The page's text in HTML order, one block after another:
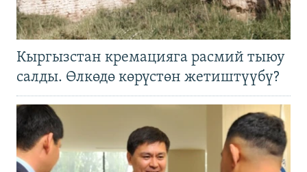
Кыргызстан кремацияга расмий тыюу
салды. Өлкөдө көрүстөн жетиштүүбү?